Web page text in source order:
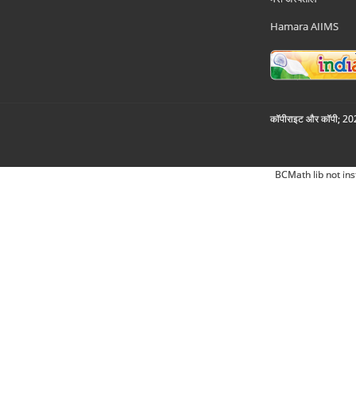
Hamara AIIMS
कॉपीराइट और कॉपी;
BCMath lib not